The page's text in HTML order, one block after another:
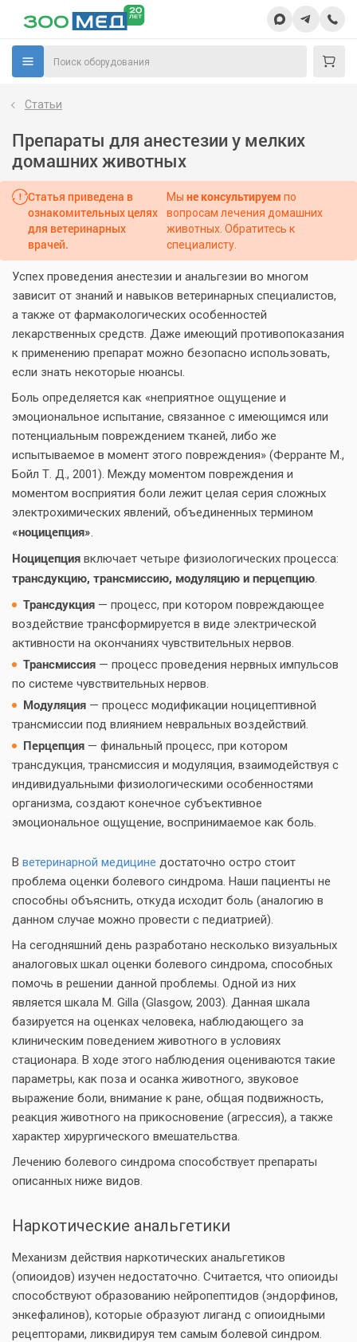
Статьи
Препараты для анестезии у мелких
домашних животных
Статья приведена в
ознакомительных целях
для ветеринарных
врачей.
Мы не консультируем по
вопросам лечения домашних
животных. Обратитесь к
специалисту.
Успех проведения анестезии и анальгезии во многом
зависит от знаний и навыков ветеринарных специалистов,
а также от фармакологических особенностей
лекарственных средств. Даже имеющий противопоказания
к применению препарат можно безопасно использовать,
если знать некоторые нюансы.
Боль определяется как «неприятное ощущение и
эмоциональное испытание, связанное с имеющимся или
потенциальным повреждением тканей, либо же
испытываемое в момент этого повреждения» (Ферранте М.,
Бойл Т. Д., 2001). Между моментом повреждения и
моментом восприятия боли лежит целая серия сложных
электрохимических явлений, объединенных термином
«ноцицепция».
Ноцицепция включает четыре физиологических процесса:
трансдукцию, трансмиссию, модуляцию и перцепцию.
Трансдукция — процесс, при котором повреждающее
воздействие трансформируется в виде электрической
активности на окончаниях чувствительных нервов.
Трансмиссия — процесс проведения нервных импульсов
по системе чувствительных нервов.
Модуляция — процесс модификации ноцицептивной
трансмиссии под влиянием невральных воздействий.
Перцепция — финальный процесс, при котором
трансдукция, трансмиссия и модуляция, взаимодействуя с
индивидуальными физиологическими особенностями
организма, создают конечное субъективное
эмоциональное ощущение, воспринимаемое как боль.
В ветеринарной медицине достаточно остро стоит
проблема оценки болевого синдрома. Наши пациенты не
способны объяснить, откуда исходит боль (аналогию в
данном случае можно провести с педиатрией).
На сегодняшний день разработано несколько визуальных
аналоговых шкал оценки болевого синдрома, способных
помочь в решении данной проблемы. Одной из них
является шкала М. Gilla (Glasgow, 2003). Данная шкала
базируется на оценках человека, наблюдающего за
клиническим поведением животного в условиях
стационара. В ходе этого наблюдения оцениваются такие
параметры, как поза и осанка животного, звуковое
выражение боли, внимание к ране, общая подвижность,
реакция животного на прикосновение (агрессия), а также
характер хирургического вмешательства.
Лечению болевого синдрома способствует препараты
описанных ниже видов.
Наркотические анальгетики
Механизм действия наркотических анальгетиков
(опиоидов) изучен недостаточно. Считается, что опиоиды
способствуют образованию нейропептидов (эндорфинов,
энкефалинов), которые образуют лиганд с опиоидными
рецепторами, ликвидируя тем самым болевой синдром.